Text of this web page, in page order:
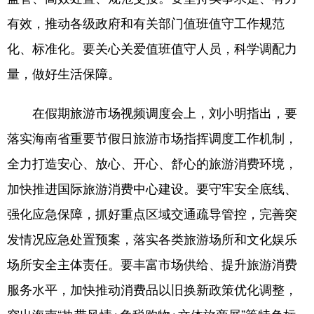
有效，推动各级政府和有关部门值班值守工作规范
化、标准化。要关心关爱值班值守人员，科学调配力
量，做好生活保障。
在假期旅游市场视频调度会上，刘小明指出，要
落实海南省重要节假日旅游市场指挥调度工作机制，
全力打造安心、放心、开心、舒心的旅游消费环境，
加快推进国际旅游消费中心建设。要守牢安全底线、
强化应急保障，抓好重点区域交通疏导管控，完善突
发情况应急处置预案，落实各类旅游场所和文化娱乐
场所安全主体责任。要丰富市场供给、提升旅游消费
服务水平，加快推动消费品以旧换新政策优化调整，